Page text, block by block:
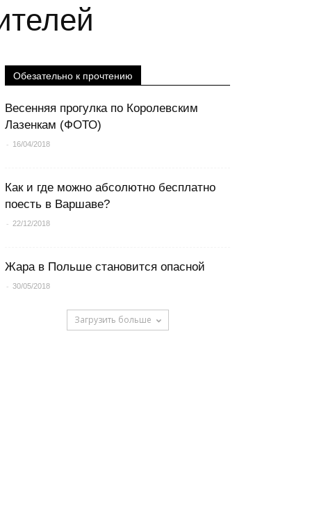
Обезательно к прочтению
Весенняя прогулка по Королевским
Лазенкам (ФОТО)
- 16/04/2018
Как и где можно абсолютно бесплатно
поесть в Варшаве?
- 22/12/2018
Жара в Польше становится опасной
- 30/05/2018
Загрузить больше